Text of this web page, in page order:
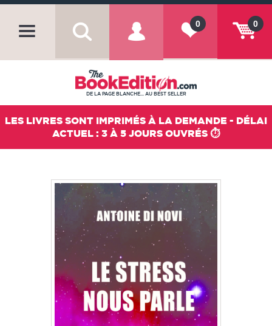
0
0
DE LA PAGE BLANCHE... AU BEST SELLER
LES LIVRES SONT IMPRIMÉS À LA DEMANDE - DÉLAI
ACTUEL : 3 À 5 JOURS OUVRÉS ⏱️